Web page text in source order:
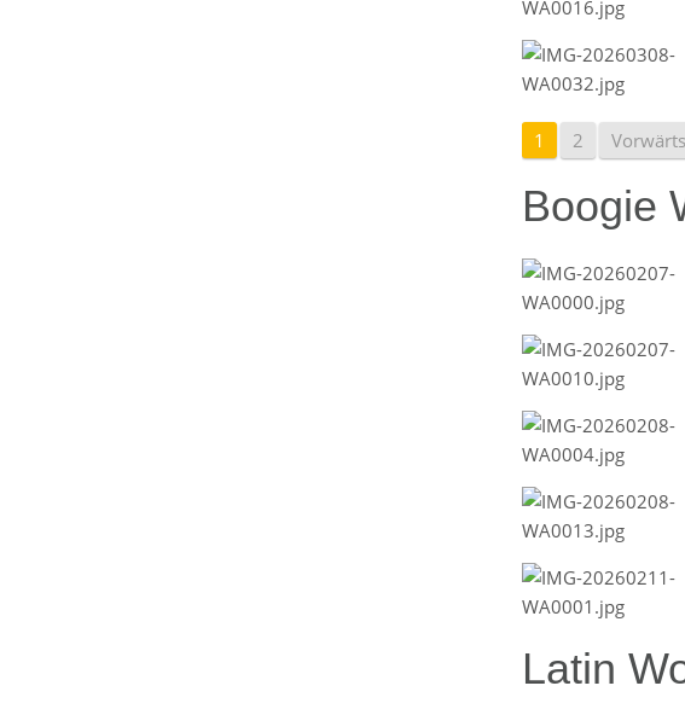
1 2 Vorwärts
Boogie
Latin